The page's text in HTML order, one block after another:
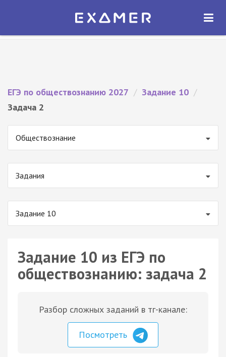
Экзамер — ЕГЭ 2027
ОТКРЫТЬ
ЕГЭ по обществознанию 2027 / Задание 10 /
Задача 2
Обществознание
Задания
Задание 10
Задание 10 из ЕГЭ по
обществознанию: задача 2
Разбор сложных заданий в тг-канале:
Посмотреть